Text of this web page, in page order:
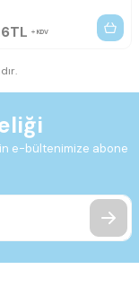
TL KDV
e-bültenimize abone